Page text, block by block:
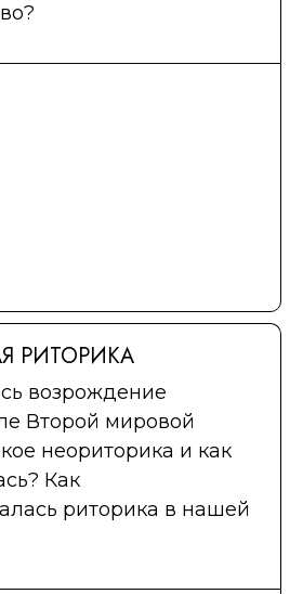
РИТОРИКА
возрождение
Второй мировой
неориторика и как
Как
риторика в нашей